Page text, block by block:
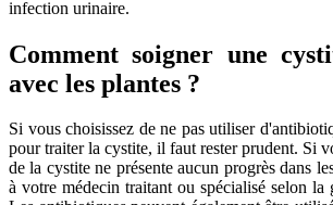
infection urinaire.
Comment soigner une
avec les plantes ?
Si vous choisissez de ne pas utiliser
pour traiter la cystite, il faut rester prudent. Si
de la cystite ne présente aucun progrès dans
à votre médecin traitant ou spécialisé selon la